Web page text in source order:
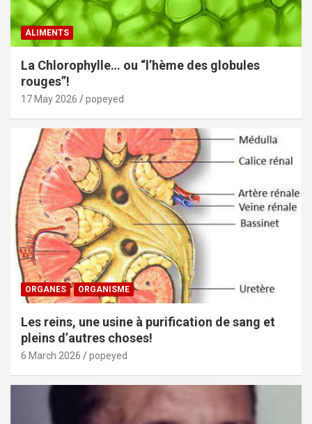
ALIMENTS
La Chlorophylle… ou “l’hème des globules
rouges”!
17 May 2026 popeyed
ORGANES ORGANISME
Les reins, une usine à purification de sang et
pleins d’autres choses!
6 March 2026 popeyed